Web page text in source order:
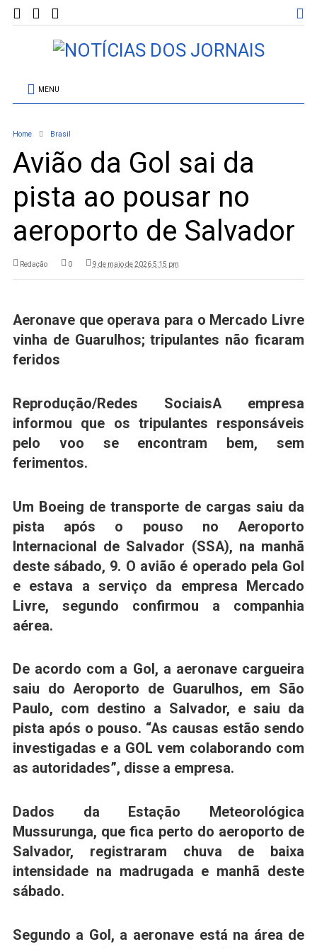
MENU
Home Brasil
Avião da Gol sai da
pista ao pousar no
aeroporto de Salvador
Redação 0 9 de maio de 2026 5:15 pm
Aeronave que operava para o Mercado Livre
vinha de Guarulhos; tripulantes não ficaram
feridos
Reprodução/Redes SociaisA empresa
informou que os tripulantes responsáveis
pelo voo se encontram bem, sem
ferimentos.
Um Boeing de transporte de cargas saiu da
pista após o pouso no Aeroporto
Internacional de Salvador (SSA), na manhã
deste sábado, 9. O avião é operado pela Gol
e estava a serviço da empresa Mercado
Livre, segundo confirmou a companhia
aérea.
De acordo com a Gol, a aeronave cargueira
saiu do Aeroporto de Guarulhos, em São
Paulo, com destino a Salvador, e saiu da
pista após o pouso. “As causas estão sendo
investigadas e a GOL vem colaborando com
as autoridades”, disse a empresa.
Dados da Estação Meteorológica
Mussurunga, que fica perto do aeroporto de
Salvador, registraram chuva de baixa
intensidade na madrugada e manhã deste
sábado.
Segundo a Gol, a aeronave está na área de